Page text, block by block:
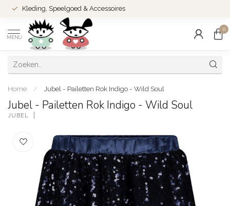
Kleding, Speelgoed & Accessoires
MENU
0
Home / Jubel - Pailetten Rok Indigo - Wild Soul
Jubel - Pailetten Rok Indigo - Wild Soul
JUBEL